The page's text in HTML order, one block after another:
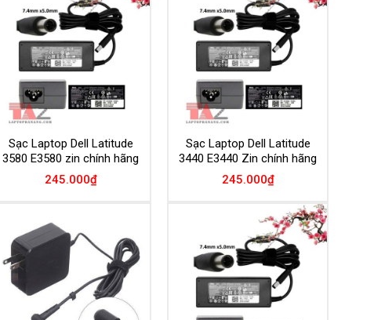
Add to
Wishlist
Sạc Laptop Dell Latitude
3580 E3580 zin chính hãng
245.000₫
Add to
Wishlist
Sạc Laptop Dell Latitude
3440 E3440 Zin chính hãng
245.000₫
Add to
Wishlist
Add to
Wishlist